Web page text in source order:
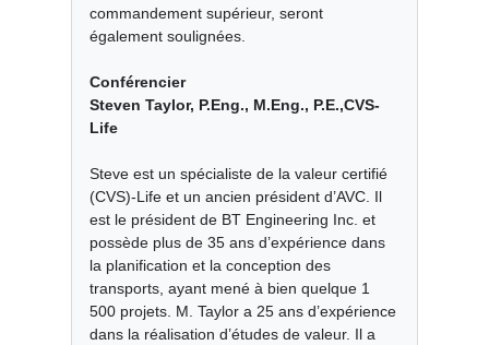
commandement supérieur, seront
également soulignées.
Conférencier
Steven Taylor, P.Eng., M.Eng., P.E.,CVS-
Life
Steve est un spécialiste de la valeur certifié
(CVS)-Life et un ancien président d’AVC. Il
est le président de BT Engineering Inc. et
possède plus de 35 ans d’expérience dans
la planification et la conception des
transports, ayant mené à bien quelque 1
500 projets. M. Taylor a 25 ans d’expérience
dans la réalisation d’études de valeur. Il a